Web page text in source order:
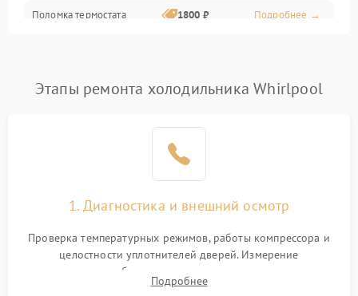
Поломка термостата 1800 ₽ Подробнее →
Поломка системы No Frost 2600 ₽ Подробнее →
работе
2000 ₽ Подробнее →
1000 ₽
Этапы ремонта холодильника Whirlpool
1. Диагностика и внешний осмотр
Проверка температурных режимов, работы компрессора и
целостности уплотнителей дверей. Измерение
сопротивления обмоток мотора, проверка термостата и
считывание кодов ошибок с электронного дисплея.
Подробнее